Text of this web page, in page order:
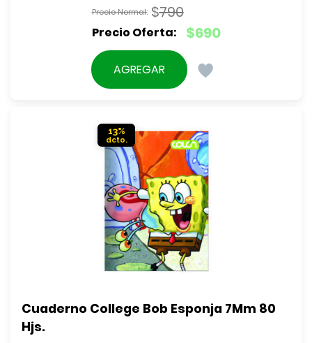
$790
El
precio
original
$690
El
precio
actual
AGREGAR
13%
Cuaderno College Bob Esponja 7Mm 80
Hjs.